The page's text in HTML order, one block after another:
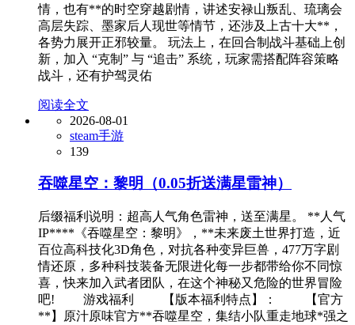
情，也有**的时空穿越剧情，讲述安禄山叛乱、琉璃会
高层失踪、墨家后人现世等情节，还涉及上古十大**，
各势力展开正邪较量。 玩法上，在回合制战斗基础上创
新，加入 “克制” 与 “追击” 系统，玩家需搭配阵容策略
战斗，还有护驾灵佑
阅读全文
2026-08-01
steam手游
139
吞噬星空：黎明（0.05折送满星雷神）
后缀福利说明：超高人气角色雷神，送至满星。 **人气
IP****《吞噬星空：黎明》，**未来废土世界打造，近
百位高科技化3D角色，对抗各种变异巨兽，477万字剧
情还原，多种科技装备无限进化每一步都带给你不同惊
喜，快来加入武者团队，在这个神秘又危险的世界冒险
吧! 游戏福利 【版本福利特点】： 【官方
**】原汁原味官方**吞噬星空，集结小队重走地球*强之